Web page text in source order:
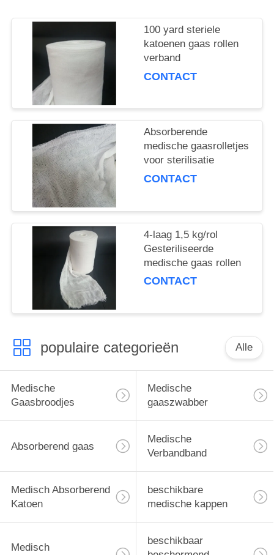
100 yard steriele
katoenen gaas rollen
verband
CONTACT
Absorberende
medische gaasrolletjes
voor sterilisatie
CONTACT
4-laag 1,5 kg/rol
Gesteriliseerde
medische gaas rollen
CONTACT
populaire categorieën Alle
Medische
Gaasbroodjes
Medische
gaaszwabber
Absorberend gaas
Medische
Verbandband
Medisch Absorberend
Katoen
beschikbare
medische kappen
Medisch
beschikbaar